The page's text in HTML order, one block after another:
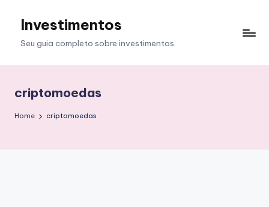
Investimentos
Seu guia completo sobre investimentos.
criptomoedas
Home criptomoedas